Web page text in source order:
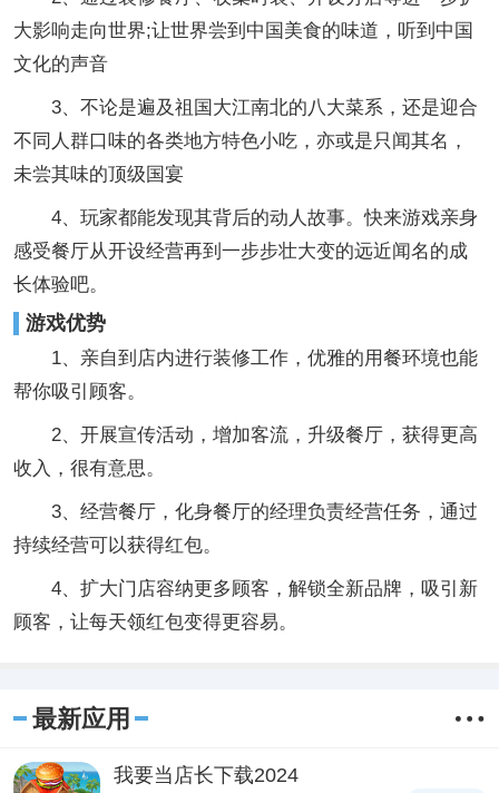
大影响走向世界;让世界尝到中国美食的味道，听到中国
文化的声音
3、不论是遍及祖国大江南北的八大菜系，还是迎合
不同人群口味的各类地方特色小吃，亦或是只闻其名，
未尝其味的顶级国宴
4、玩家都能发现其背后的动人故事。快来游戏亲身
感受餐厅从开设经营再到一步步壮大变的远近闻名的成
长体验吧。
游戏优势
1、亲自到店内进行装修工作，优雅的用餐环境也能
帮你吸引顾客。
2、开展宣传活动，增加客流，升级餐厅，获得更高
收入，很有意思。
3、经营餐厅，化身餐厅的经理负责经营任务，通过
持续经营可以获得红包。
4、扩大门店容纳更多顾客，解锁全新品牌，吸引新
顾客，让每天领红包变得更容易。
最新应用
我要当店长下载2024